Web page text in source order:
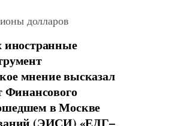
долларов
иностранные
мнение высказал
Финансового
в Москве